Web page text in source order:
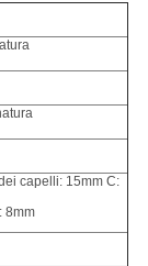
capelli: 15mm C:
8mm